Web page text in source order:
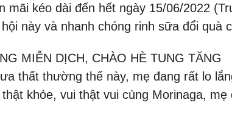
mãi kéo dài đến hết ngày 15/06/2022
này và nhanh chóng rinh sữa đổi quà
MIỄN DỊCH, CHÀO HÈ TUNG TĂNG
thất thường thế này, mẹ đang rất lo
khỏe, vui thật vui cùng Morinaga,